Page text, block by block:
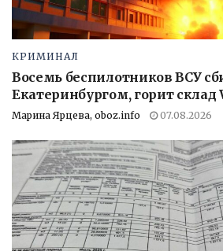
КРИМИНАЛ
Восемь беспилотников ВСУ
Екатеринбургом, горит склад
Марина Ярцева, oboz.info 07.08.2026